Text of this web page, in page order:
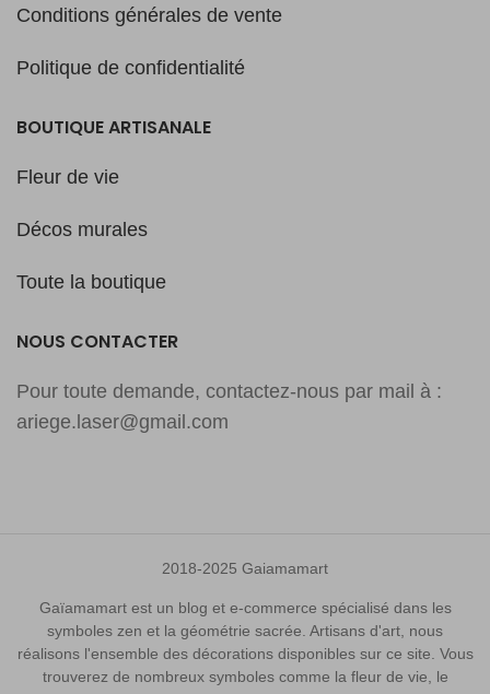
Conditions générales de vente
Politique de confidentialité
BOUTIQUE ARTISANALE
Fleur de vie
Décos murales
Toute la boutique
NOUS CONTACTER
Pour toute demande, contactez-nous par mail à :
ariege.laser@gmail.com
2018-2025 Gaiamamart
Gaïamamart est un blog et e-commerce spécialisé dans les
symboles zen et la géométrie sacrée. Artisans d'art, nous
réalisons l'ensemble des décorations disponibles sur ce site. Vous
trouverez de nombreux symboles comme la fleur de vie, le